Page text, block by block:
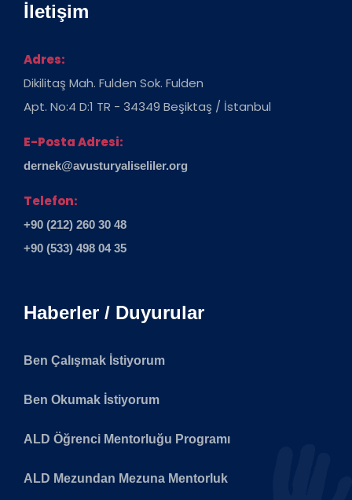
İletişim
Adres:
Dikilitaş Mah. Fulden Sok. Fulden
Apt. No:4 D:1 TR - 34349 Beşiktaş / İstanbul
E-Posta Adresi:
dernek@avusturyaliseliler.org
Telefon:
+90 (212) 260 30 48
+90 (533) 498 04 35
Haberler / Duyurular
Ben Çalışmak İstiyorum
Ben Okumak İstiyorum
ALD Öğrenci Mentorluğu Programı
ALD Mezundan Mezuna Mentorluk